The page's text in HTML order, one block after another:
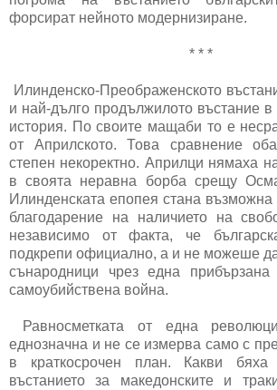
форсират нейното модернизиране.
* * *
Илинденско-Преображенското
и най-дълго продължилото въстание в
история. По своите мащаби то е
от Априлското. Това сравнение
степен некоректно. Априлци нямаха
в своята неравна борба срещу
Илинденската епопея стана
благодарение на наличието на
независимо от факта, че
подкрепи официално, а и не можеше
сънародници чрез една
самоубийствена война.
Равносметката от една
еднозначна и не се измерва само с
в краткосрочен план. Какви бяха
въстанието за македонските и